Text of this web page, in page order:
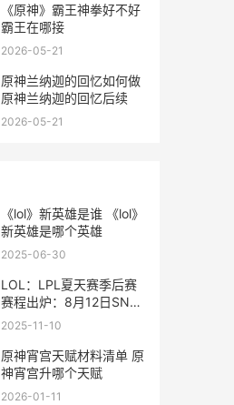
《原神》霸王神拳好不好
霸王在哪接
2026-05-21
原神兰纳迦的回忆如何做
原神兰纳迦的回忆后续
2026-05-21
《lol》新英雄是谁 《lol》
新英雄是哪个英雄
2025-06-30
LOL：LPL夏天赛季后赛
赛程出炉：8月12日SN、
LNG打响揭幕战 lpl夏季赛
2025-11-10
原神宵宫天赋材料清单 原
神宵宫升哪个天赋
2026-01-11